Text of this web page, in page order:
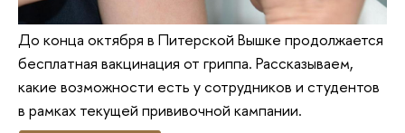
До конца октября в Питерской Вышке продолжается
бесплатная вакцинация от гриппа. Рассказываем,
какие возможности есть у сотрудников и студентов
в рамках текущей прививочной кампании.